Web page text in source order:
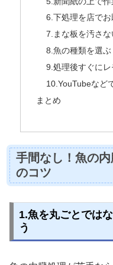
6.下処理を店でお
7.まな板を汚さ
8.魚の種類を選ぶ
9.処理後すぐに
10.YouTubeなど
まとめ
手間なし！魚の
のコツ
1.魚を丸ごとでは
う